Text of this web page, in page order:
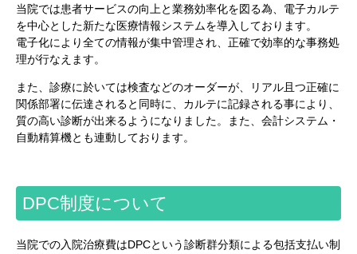
当院では患者サービスの向上と業務効率化を図る為、電子カルテ
を中心とした新たな医療情報システムを導入しております。
電子化により全ての情報が集中管理され、正確で効率的な事務処
理が行なえます。
また、診療に於いては検査などのオーダーが、リアル且つ正確に
関係部署に伝達されると同時に、カルテに記録される事により、
質の高い診断が出来るようになりました。また、会計システム・
自動精算機とも連動しております。
DPC制度について
当院での入院治療費はDPCという診断群分類による包括支払い制